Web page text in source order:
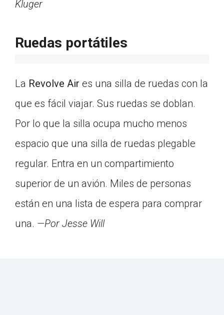
Kluger
Ruedas portátiles
La Revolve Air es una silla de ruedas con la
que es fácil viajar. Sus ruedas se doblan.
Por lo que la silla ocupa mucho menos
espacio que una silla de ruedas plegable
regular. Entra en un compartimiento
superior de un avión. Miles de personas
están en una lista de espera para comprar
una. —Por Jesse Will